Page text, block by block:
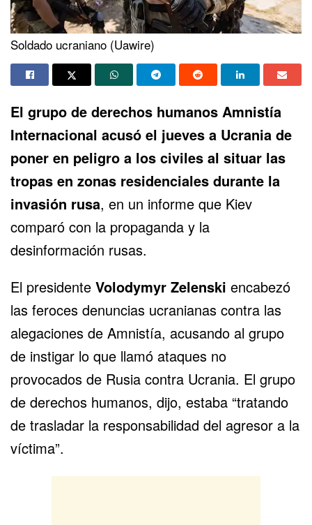
Soldado ucraniano (Uawire)
El grupo de derechos humanos Amnistía
Internacional acusó el jueves a Ucrania de
poner en peligro a los civiles al situar las
tropas en zonas residenciales durante la
invasión rusa, en un informe que Kiev
comparó con la propaganda y la
desinformación rusas.
El presidente Volodymyr Zelenski encabezó
las feroces denuncias ucranianas contra las
alegaciones de Amnistía, acusando al grupo
de instigar lo que llamó ataques no
provocados de Rusia contra Ucrania. El grupo
de derechos humanos, dijo, estaba “tratando
de trasladar la responsabilidad del agresor a la
víctima”.